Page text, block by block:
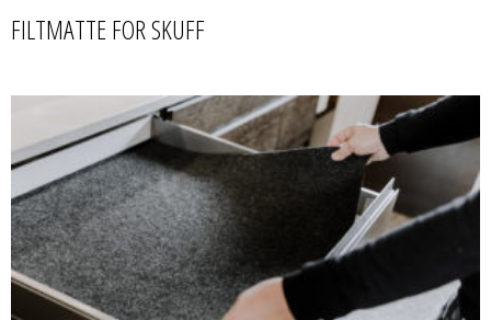
FILTMATTE FOR SKUFF